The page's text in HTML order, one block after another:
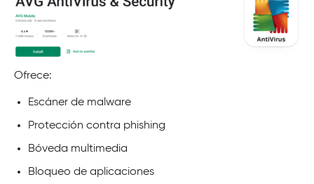
Ofrece:
Escáner de malware
Protección contra phishing
Bóveda multimedia
Bloqueo de aplicaciones